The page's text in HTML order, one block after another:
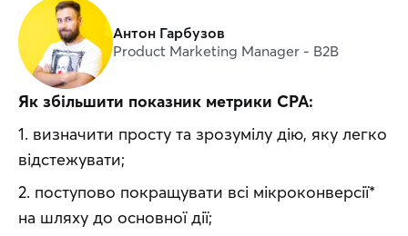
Антон Гарбузов
Product Marketing Manager - B2B
Як збільшити показник метрики CPA:
1. визначити просту та зрозумілу дію, яку легко
відстежувати;
2. поступово покращувати всі мікроконверсії*
на шляху до основної дії;